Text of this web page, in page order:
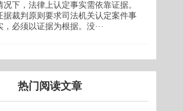
况下，法律上认定事实需依靠证据。
据裁判原则要求司法机关认定案件事
，必须以证据为根据。没···
热门阅读文章